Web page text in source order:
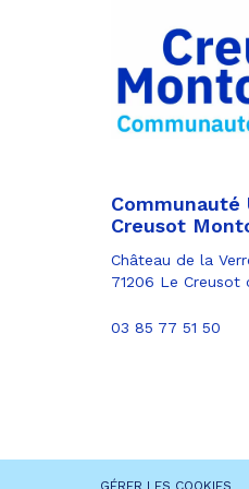
Communauté
Creusot
Château de la
71206 Le Creusot
03 85 77 51 50
GÉRER LES COOKIES